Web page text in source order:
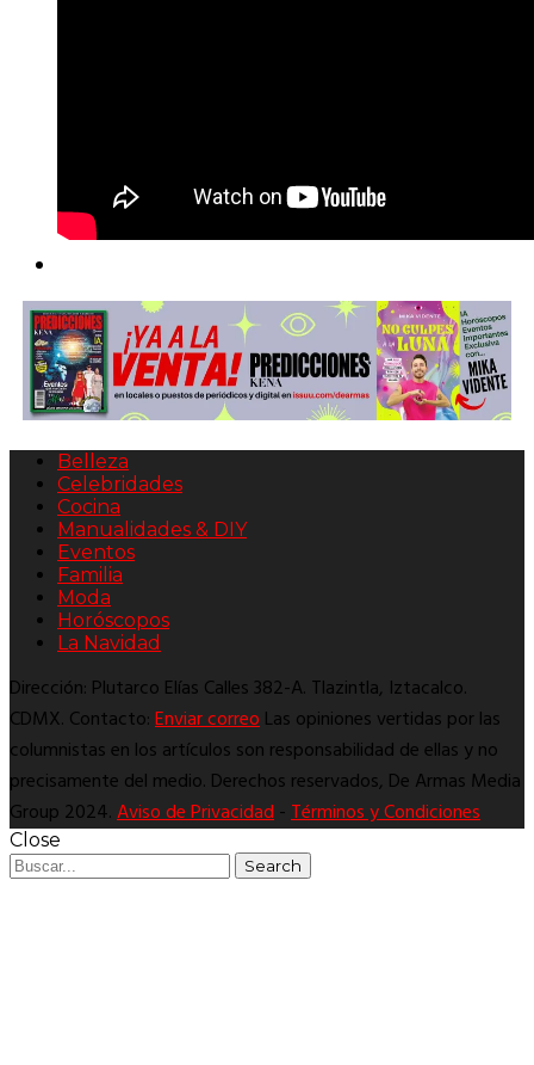
Belleza
Celebridades
Cocina
Manualidades & DIY
Eventos
Familia
Moda
Horóscopos
La Navidad
Dirección: Plutarco Elías Calles 382-A. Tlazintla, Iztacalco.
CDMX. Contacto:Enviar correoLas opiniones vertidas por las
columnistas en los artículos son responsabilidad de ellas y no
precisamente del medio. Derechos reservados, De Armas Media
Group 2024.Aviso de Privacidad-Términos y Condiciones
Close